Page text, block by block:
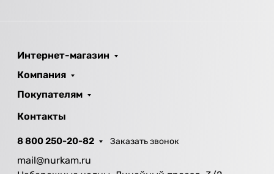
Интернет-магазин
Компания
Покупателям
Контакты
8 800 250-20-82 Заказать звонок
mail@nurkam.ru